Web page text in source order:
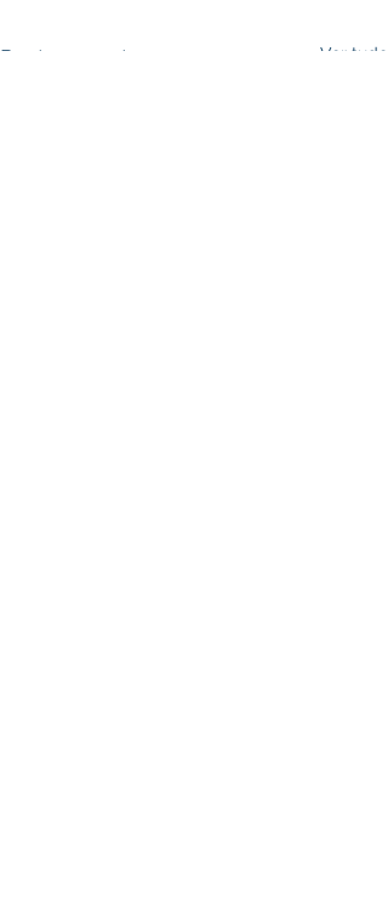
Posts recentes Ver tudo